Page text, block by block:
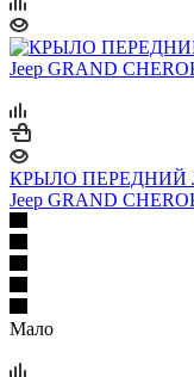
КРЫЛО ПЕРЕДНИЙ
Jeep GRAND
Мало